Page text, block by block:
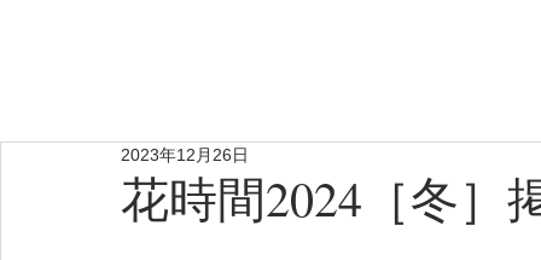
花時間2024［冬］
2023年12月26日